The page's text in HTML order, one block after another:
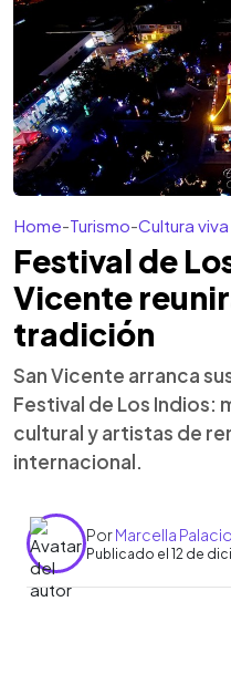
Home-Turismo-Cultura viva
Festival de
Vicente
tradición
San Vicente arranca
Festival de Los Indios:
cultural y artistas de
internacional.
PorMarcella
Publicado el 12 de